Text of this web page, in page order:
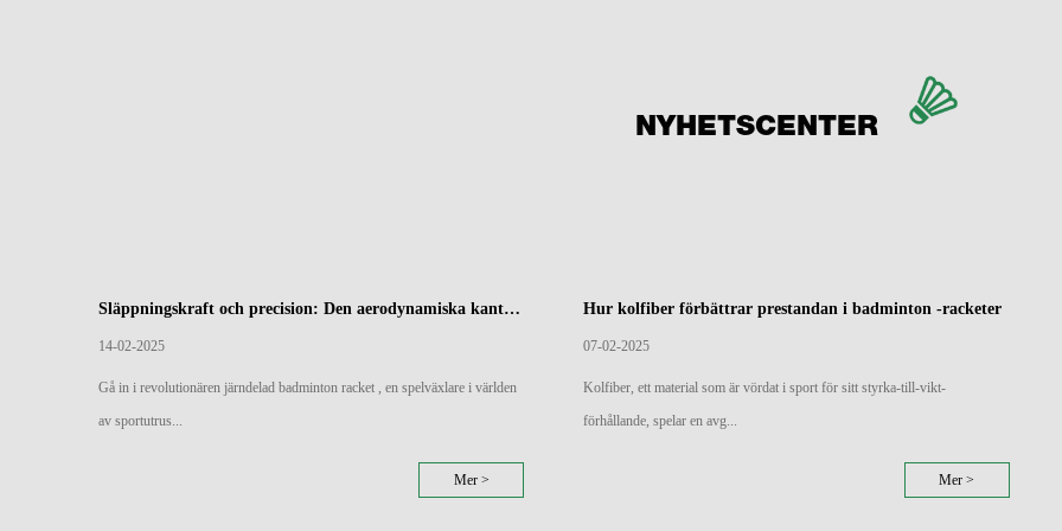
NYHETSCENTER
Släppningskraft och precision: Den aerodynamiska kanten av järndelade badmintonracketar
14-02-2025
Gå in i revolutionären järndelad badminton racket , en spelväxlare i världen
av sportutrus...
Mer >
Hur kolfiber förbättrar prestandan i badminton -racketer
07-02-2025
Kolfiber, ett material som är vördat i sport för sitt styrka-till-vikt-
förhållande, spelar en avg...
Mer >